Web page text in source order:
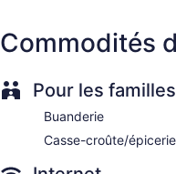
comprend : douche.
Les clients peuvent
bureau, une chaise de
chambres comprennent
demande.
Commodités
Pour les familles
Buanderie
Casse-croûte/